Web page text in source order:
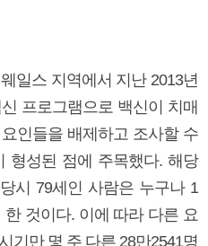
일스 지역에서 지난 2013년
프로그램으로 백신이 치매
인들을 배제하고 조사할 수
형성된 점에 주목했다. 해당
시 79세인 사람은 누구나 1
것이다. 이에 따라 다른 요
기만 몇 주 다른 28만2541명